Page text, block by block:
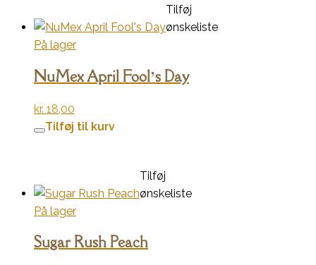
Tilføj
ønskeliste
På lager
NuMex April Fool’s Day
kr. 18,00
Tilføj til kurv
Tilføj
ønskeliste
På lager
Sugar Rush Peach